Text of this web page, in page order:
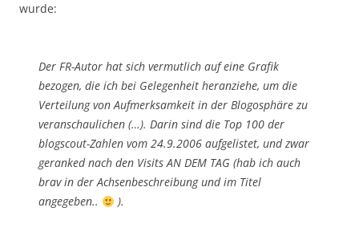
wurde:
Der FR-Autor hat sich vermutlich auf eine Grafik
bezogen, die ich bei Gelegenheit heranziehe, um die
Verteilung von Aufmerksamkeit in der Blogosphäre zu
veranschaulichen (…). Darin sind die Top 100 der
blogscout-Zahlen vom 24.9.2006 aufgelistet, und zwar
geranked nach den Visits AN DEM TAG (hab ich auch
brav in der Achsenbeschreibung und im Titel
angegeben..
).